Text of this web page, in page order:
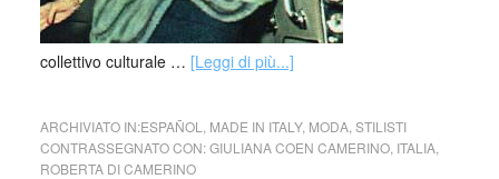
collettivo culturale … [Leggi di più...]
ARCHIVIATO IN:ESPAÑOL MADE IN ITALY, MODA, STILISTI
CONTRASSEGNATO CON:GIULIANA COEN CAMERINO, ITALIA,
ROBERTA DI CAMERINO